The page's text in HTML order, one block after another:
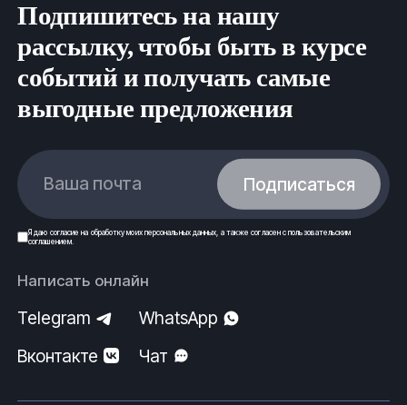
Подпишитесь на нашу
рассылку, чтобы быть в курсе
событий и получать самые
выгодные предложения
Ваша почта Подписаться
Я даю согласие на обработку моих персональных данных , а также согласен спользовательским
соглашением.
Написать онлайн
Telegram
WhatsApp
Вконтакте
Чат